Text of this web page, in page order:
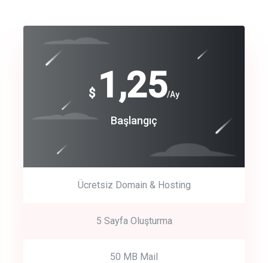
$ 1,25/Ay
Başlangıç
Ücretsiz Domain & Hosting
5 Sayfa Oluşturma
50 MB Mail
Free
Basic